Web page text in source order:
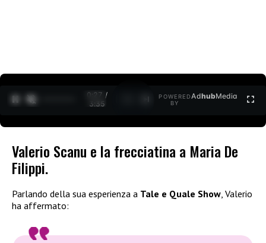
0:27 /
3:35
POWERED
BY
AdhubMedia
Valerio Scanu e la frecciatina a Maria De
Filippi.
Parlando della sua esperienza a Tale e Quale Show, Valerio
ha affermato: